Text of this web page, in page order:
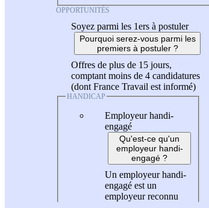
OPPORTUNITÉS
Soyez parmi les 1ers à postuler
Pourquoi serez-vous parmi les
premiers à postuler ?
Offres de plus de 15 jours,
comptant moins de 4 candidatures
(dont France Travail est informé)
HANDICAP
Employeur handi-
engagé
Qu'est-ce qu'un
employeur handi-
engagé ?
Un employeur handi-
engagé est un
employeur reconnu